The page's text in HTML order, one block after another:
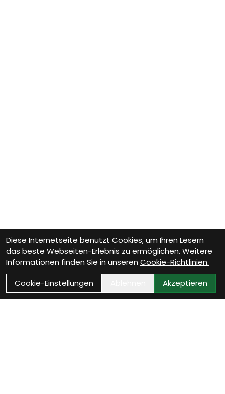
Diese Internetseite benutzt Cookies, um Ihren Lesern
das beste Webseiten-Erlebnis zu ermöglichen. Weitere
Informationen finden Sie in unseren Cookie-Richtlinien.
Cookie-Einstellungen
Akzeptieren